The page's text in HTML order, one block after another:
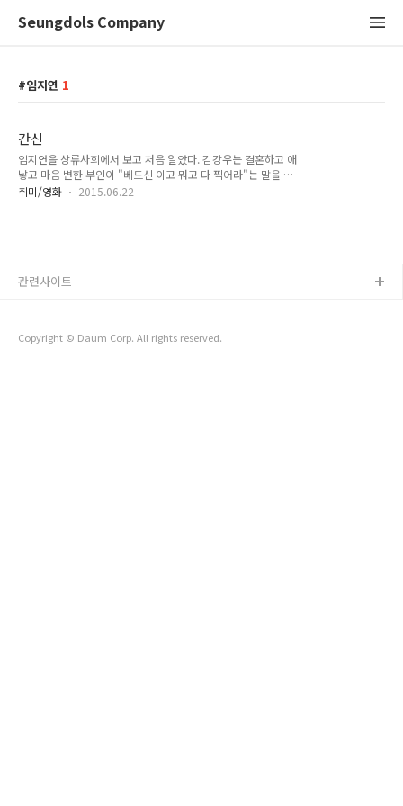
Seungdols Company
임지연 1
간신
임지연을 상류사회에서 보고 처음 알았다. 김강우는 결혼하고 애
낳고 마음 변한 부인이 "베드신 이고 뭐고 다 찍어라"는 말을 간
신 이 영화에서 다 풀었나보다. 그 전에는 여배우랑 말도 일부러
취미/영화 2015.06.22
Copyright © Daum Corp. All rights reserved.
관련사이트